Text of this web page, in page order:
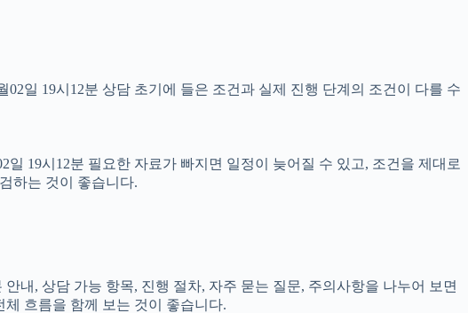
일 19시12분 상담 초기에 들은 조건과 실제 진행 단계의 조건이 다를 수
19시12분 필요한 자료가 빠지면 일정이 늦어질 수 있고, 조건을 제대로
하는 것이 좋습니다.
내, 상담 가능 항목, 진행 절차, 자주 묻는 질문, 주의사항을 나누어 보면
흐름을 함께 보는 것이 좋습니다.